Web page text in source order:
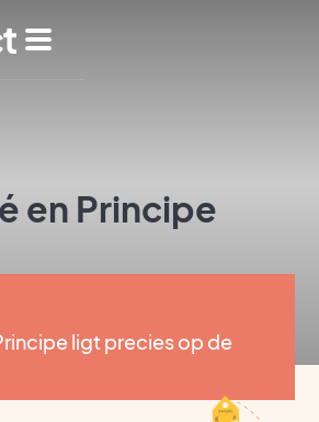
en Principe
ligt precies op de